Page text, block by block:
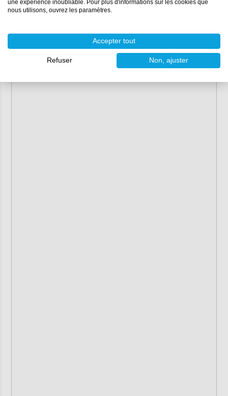
une expérience inoubliable. Pour plus d'informations sur les cookies que
nous utilisons, ouvrez les paramètres.
Accepter tout
Refuser Non, ajuster